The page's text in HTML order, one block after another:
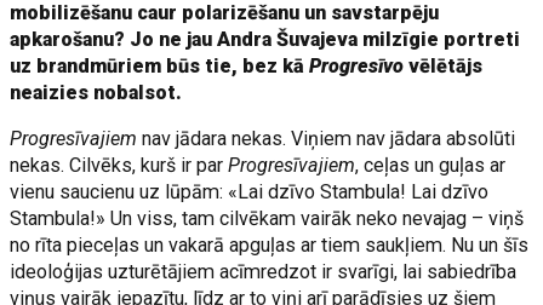
mobilizēšanu caur polarizēšanu un savstarpēju
apkarošanu? Jo ne jau Andra Šuvajeva milzīgie portreti
uz brandmūriem būs tie, bez kāProgresīvovēlētājs
neaizies nobalsot.
Progresīvajiemnav jādara nekas. Viņiem nav jādara absolūti
nekas. Cilvēks, kurš ir parProgresīvajiem, ceļas un guļas ar
vienu saucienu uz lūpām: «Lai dzīvo Stambula! Lai dzīvo
Stambula!» Un viss, tam cilvēkam vairāk neko nevajag – viņš
no rīta pieceļas un vakarā apguļas ar tiem saukļiem. Nu un šīs
ideoloģijas uzturētājiem acīmredzot ir svarīgi, lai sabiedrība
viņus vairāk iepazītu, līdz ar to viņi arī parādīsies uz šiem